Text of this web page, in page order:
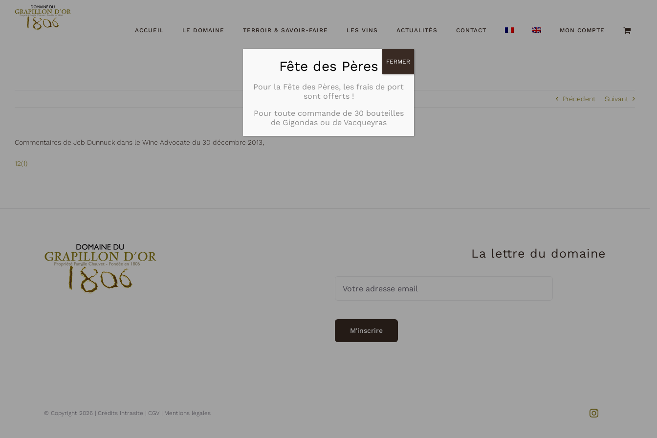
ACCUEIL LE DOMAINE TERROIR & SAVOIR-FAIRE LES VINS ACTUALITÉS CONTACT MON COMPTE
Précédent Suivant
Commentaires de Jeb Dunnuck dans le Wine Advocate du 30 décembre 2013,
12(1)
La lettre du domaine
© Copyright 2026 | Crédits Intrasite CGV Mentions légales Instagram
Fête des Pères
Pour la Fête des Pères, les frais de port
sont offerts !
Pour toute commande de 30 bouteilles
de Gigondas ou de Vacqueyras
FERMER